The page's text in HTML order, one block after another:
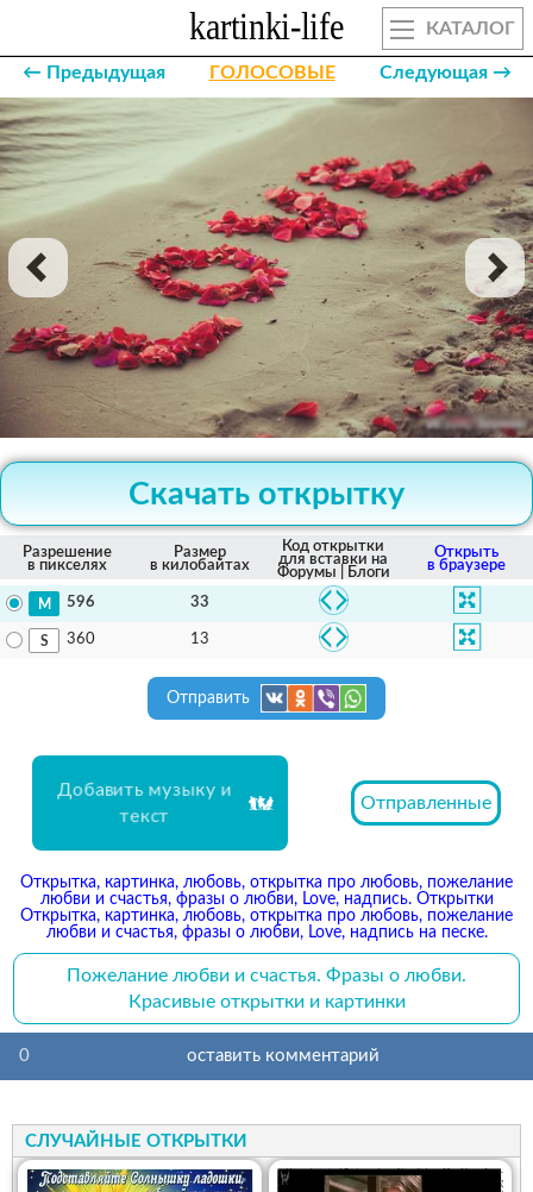
КАТАЛОГ
← Предыдущая ГОЛОСОВЫЕ Следующая →
Скачать открытку
Разрешение
в пикселях
Размер
в килобайтах
Код открытки
для вставки на
Форумы | Блоги
Открыть
в браузере
596 33
360 13
Отправить
Добавить музыку и
текст
Отправленные
Открытка, картинка, любовь, открытка про любовь, пожелание
любви и счастья, фразы о любви, Love, надпись. Открытки
Открытка, картинка, любовь, открытка про любовь, пожелание
любви и счастья, фразы о любви, Love, надпись на песке.
Пожелание любви и счастья. Фразы о любви.
Красивые открытки и картинки
0 оставить комментарий
СЛУЧАЙНЫЕ ОТКРЫТКИ